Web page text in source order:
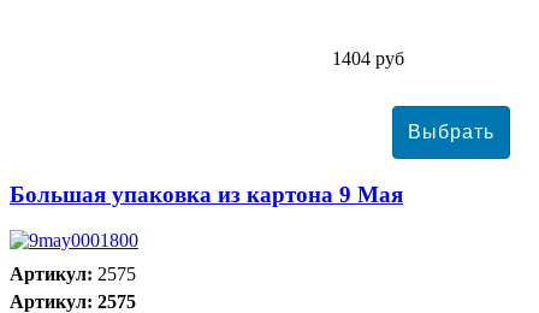
1404 руб
Большая упаковка из картона 9 Мая
Артикул: 2575
Артикул: 2575